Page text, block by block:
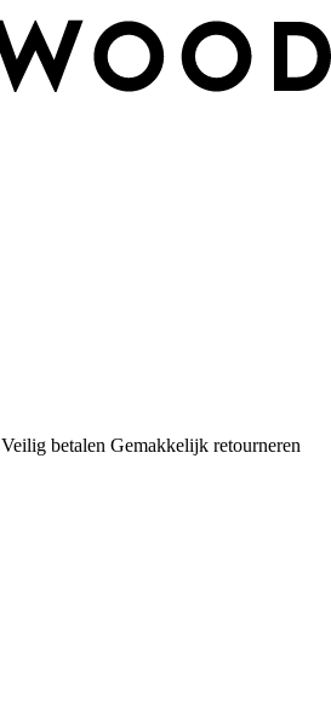
Veilig betalen Gemakkelijk retourneren